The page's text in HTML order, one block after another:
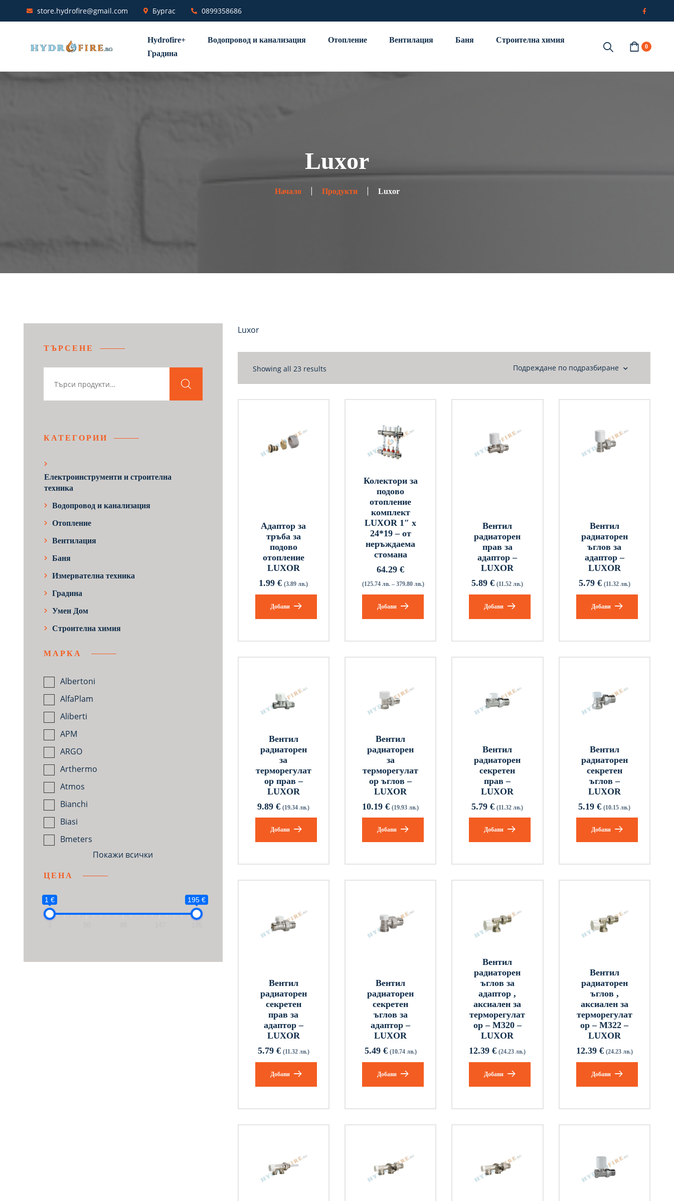
store.hydrofire@gmail.com Бургас 0899358686
Hydrofire+ Водопровод и канализация Отопление Вентилация Баня
Строителна химия
Градина
0
Luxor
Начало Продукти Luxor
Luxor
Showing all 23 results
Адаптор за
тръба за
подово
отопление
LUXOR
1.99€ (3.89 лв.)
Добави
Колектори за
подово
отопление
комплект
LUXOR 1″ x
24*19 – от
неръждаема
стомана
64.29€
(125.74 лв. – 379.80 лв.)
Добави
Вентил
радиаторен
прав за
адаптор –
LUXOR
5.89€ (11.52 лв.)
Добави
Вентил
радиаторен
ъглов за
адаптор –
LUXOR
5.79 € (11.32 лв.)
Добави
Вентил
радиаторен
за
терморегулат
ор прав –
LUXOR
9.89€ (19.34 лв.)
Добави
Вентил
радиаторен
за
терморегулат
ор ъглов –
LUXOR
10.19€ (19.93 лв.)
Добави
Вентил
радиаторен
секретен
прав –
LUXOR
5.79€ (11.32 лв.)
Добави
Вентил
радиаторен
секретен
ъглов –
LUXOR
5.19€ (10.15 лв.)
Добави
Вентил
радиаторен
секретен
прав за
адаптор –
LUXOR
5.79 € (11.32 лв.)
Добави
Вентил
радиаторен
секретен
ъглов за
адаптор –
LUXOR
5.49 € (10.74 лв.)
Добави
Вентил
радиаторен
ъглов за
адаптор ,
аксиален за
терморегулат
ор – M320 –
LUXOR
12.39€ (24.23 лв.)
Добави
Вентил
радиаторен
ъглов ,
аксиален за
терморегулат
ор – M322 –
LUXOR
12.39 € (24.23 лв.)
Добави
ТЪРСЕНЕ
КАТЕГОРИИ
Електроинструменти и строителна
техника
Водопровод и канализация
Отопление
Вентилация
Баня
Измервателна техника
Градина
Умен Дом
Строителна химия
МАРКА
Albertoni
AlfaPlam
Aliberti
APM
ARGO
Arthermo
Atmos
Bianchi
Biasi
Bmeters
Покажи всички
ЦЕНА
1 € 195 €